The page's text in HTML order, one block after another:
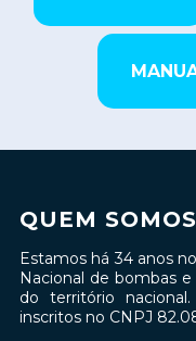
QUEM SOMOS
Estamos há 34 anos
Nacional de bombas
do território
inscritos no CNPJ